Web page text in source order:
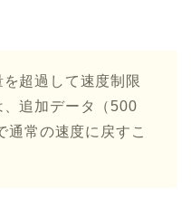
超過して速度制限
追加データ（500
通常の速度に戻すこ